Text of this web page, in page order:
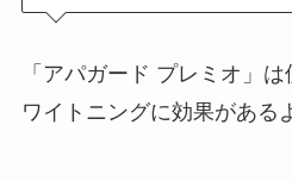
「アパガード プレミオ」
ワイトニングに効果がある